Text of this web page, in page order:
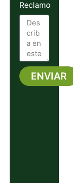
Reclamo
ENVIAR